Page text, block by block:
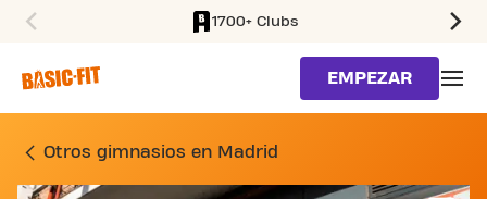
1700+ Clubs
EMPEZAR
GIMNASIO CALLE DEL
Otros gimnasios en Madrid